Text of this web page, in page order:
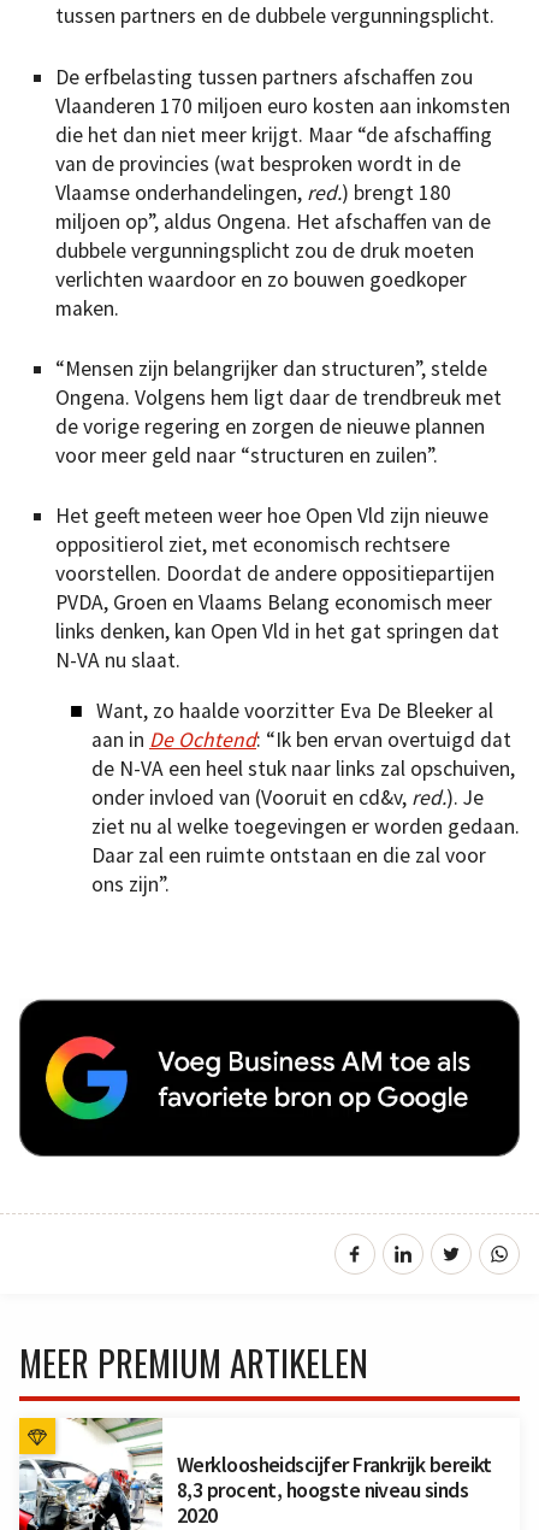
tussen partners en de dubbele vergunningsplicht.
De erfbelasting tussen partners afschaffen zou
Vlaanderen 170 miljoen euro kosten aan inkomsten
die het dan niet meer krijgt. Maar “de afschaffing
van de provincies (wat besproken wordt in de
Vlaamse onderhandelingen, red.) brengt 180
miljoen op”, aldus Ongena. Het afschaffen van de
dubbele vergunningsplicht zou de druk moeten
verlichten waardoor en zo bouwen goedkoper
maken.
“Mensen zijn belangrijker dan structuren”, stelde
Ongena. Volgens hem ligt daar de trendbreuk met
de vorige regering en zorgen de nieuwe plannen
voor meer geld naar “structuren en zuilen”.
Het geeft meteen weer hoe Open Vld zijn nieuwe
oppositierol ziet, met economisch rechtsere
voorstellen. Doordat de andere oppositiepartijen
PVDA, Groen en Vlaams Belang economisch meer
links denken, kan Open Vld in het gat springen dat
N-VA nu slaat.
Want, zo haalde voorzitter Eva De Bleeker al
aan in De Ochtend: “Ik ben ervan overtuigd dat
de N-VA een heel stuk naar links zal opschuiven,
onder invloed van (Vooruit en cd&v, red.). Je
ziet nu al welke toegevingen er worden gedaan.
Daar zal een ruimte ontstaan en die zal voor
ons zijn”.
MEER PREMIUM ARTIKELEN
Werkloosheidscijfer Frankrijk bereikt
8,3 procent, hoogste niveau sinds
2020